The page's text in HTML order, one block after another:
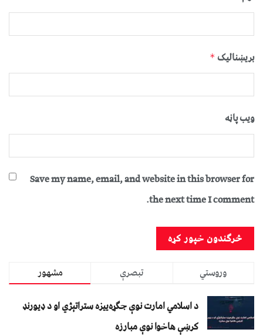
بریښنالیک *
ویب پاڼه
Save my name, email, and website in this browser for
the next time I comment.
مشهور تبصرې
وروستي
د اسلامي امارت نوې جګړه‌ییزه ستراتېژي او د ډیورنډ
کرښې هاخوا نوې مبارزه